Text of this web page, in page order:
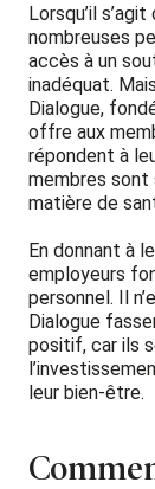
Lorsqu’il
nombreuses
accès à un
inadéquat.
Dialogue,
offre aux
répondent à
membres sont
matière de
En donnant à
employeurs
personnel. Il
Dialogue
positif, car ils
leur bien-être.